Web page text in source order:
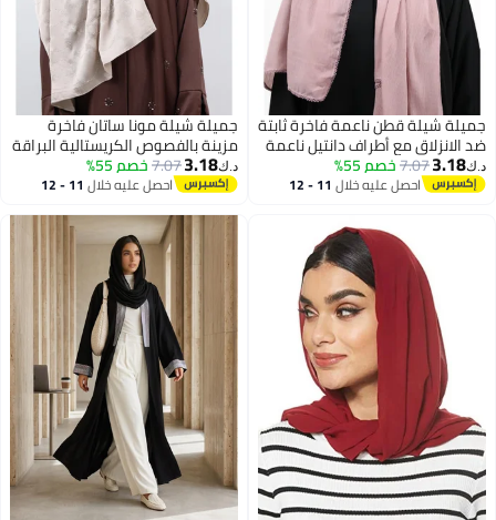
جميلة شيلة قطن ناعمة فاخرة ثابتة
ضد الانزلاق مع أطراف دانتيل ناعمة
- موف
د.ك‏3.18
7.07خصم 55%
احصل عليه خلال 11 - 12
جميلة شيلة مونا ساتان فاخرة
مزينة بالفصوص الكريستالية البراقة
(بني فاتح / توب دافئ)
د.ك‏3.18
7.07خصم 55%
احصل عليه خلال 11 - 12